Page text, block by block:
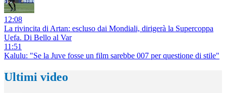
12:08
La rivincita di Artan: escluso dai Mondiali, dirigerà la Supercoppa
Uefa. Di Bello al Var
11:51
Kalulu: "Se la Juve fosse un film sarebbe 007 per questione di stile"
Ultimi video